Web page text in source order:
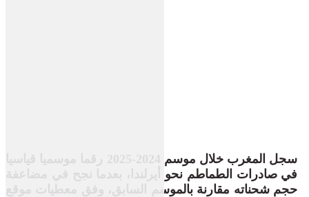
في صادرات الطماطم نحو أيرلندا، بعدما نجح في مضاعفة
حجم شحناته مقارنة بالموسم السابق، وفق معطيات موقع